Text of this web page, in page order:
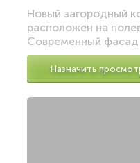
Новый загородный
расположен на
Современный фасад
Назначить